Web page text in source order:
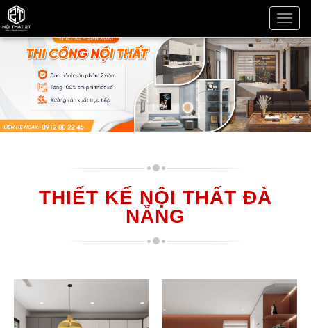
THI
NỘI
ĐÀ
THIẾT KẾ NỘI THẤT ĐÀ
NẴNG